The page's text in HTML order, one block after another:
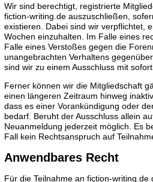
Wir sind berechtigt, registrierte
fiction-writing.de auszuschließen,
existieren. Dabei sind wir verpflichtet,
Wochen einzuhalten. Im Falle eines
Falle eines Verstoßes gegen die
unangebrachten Verhaltens
sind wir zu einem Ausschluss mit
Ferner können wir die Mitgliedschaft
einen längeren Zeitraum hinweg
dass es einer Vorankündigung oder
bedarf. Beruht der Ausschluss allein
Neuanmeldung jederzeit möglich. Es
Fall kein Rechtsanspruch auf
Anwendbares Recht
Für die Teilnahme an fiction-writing.de